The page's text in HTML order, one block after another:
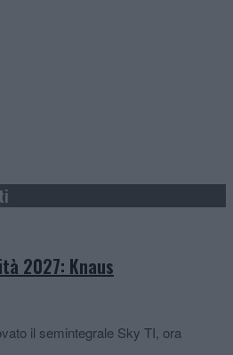
2027: Knaus
il semintegrale Sky TI, ora